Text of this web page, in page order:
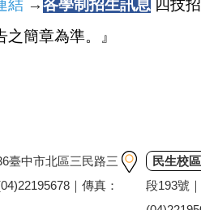
結 →各學制招生訊息 四技
之簡章為準。』
臺中市北區三民路三
｜傳真：
民生校區
段193號